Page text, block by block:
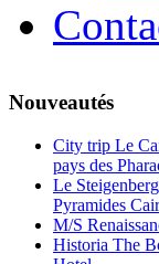
Nouveautés
City trip Le
pays des
Le
Pyramides
M/S
Historia The